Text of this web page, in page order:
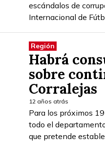
escándalos de
Internacional de
Región
Habrá
sobre
Corralejas
12 años atrás
Para los próximos
todo el
que pretende